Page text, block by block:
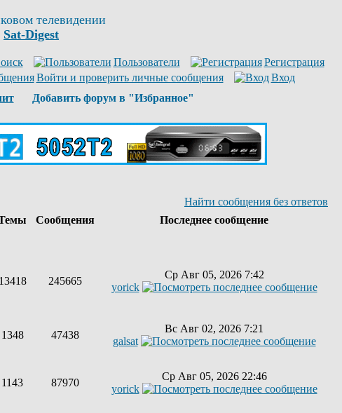
телевидении
Sat-Digest
Пользователи
Регистрация
Войти и проверить личные сообщения
Вход
Добавить форум в "Избранное"
Найти сообщения без ответов
Сообщения
Последнее сообщение
13418 245665
Ср Авг 05, 2026 7:42
yorick
1348 47438
Вс Авг 02, 2026 7:21
galsat
1143 87970
Ср Авг 05, 2026 22:46
yorick